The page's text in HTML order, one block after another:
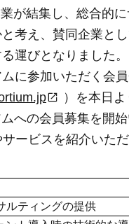
が結集し、総合的
考え、賛同企業と
運びとなりました。
に参加いただく会
）を本日
への会員募集を開
ービスを紹介いただ
ルティングの提供